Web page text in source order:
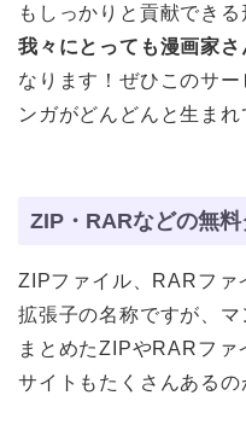
もしっかりと貢献でき
我々にとっても漫画家
なります！ぜひこのサ
ンガがどんどんと生ま
ZIP・RARなどの無料
ZIPファイル、RARファ
拡張子の名称ですが、
まとめたZIPやRARファ
サイトもたくさんあるの